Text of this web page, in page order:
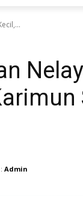
Admin